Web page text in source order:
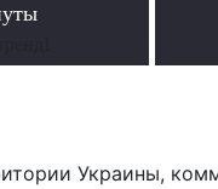
Украины,